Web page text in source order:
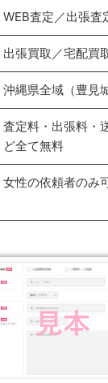
WEB査定／出張査
出張買取／宅配買
沖縄県全域（豊見
査定料・出張料・
ど全て無料
女性の依頼者のみ